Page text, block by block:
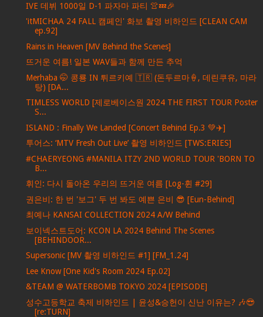
IVE 데뷔 1000일 D-1 파자마 파티 👚💤🎉
'itMICHAA 24 FALL 캠페인' 화보 촬영 비하인드 [CLEAN CAM
ep.92]
Rains in Heaven [MV Behind the Scenes]
뜨거운 여름! 일본 WAV들과 함께 만든 추억
Merhaba 🤭 콩룡 IN 튀르키예 🇹🇷 (돈두르마🍦, 데린쿠유, 마라
탕) [DA...
TIMLESS WORLD [제로베이스원 2024 THE FIRST TOUR Poster
S...
ISLAND : Finally We Landed [Concert Behind Ep.3 💚✈️]
투어스: ‘MTV Fresh Out Live’ 촬영 비하인드 [TWS:ERIES]
#CHAERYEONG #MANILA ITZY 2ND WORLD TOUR 'BORN TO
B...
휘인: 다시 돌아온 우리의 뜨거운 여름 [Log-휜 #29]
권은비: 한 번 '보그' 두 번 봐도 예쁜 은비 😎 [Eun-Behind]
최예나 KANSAI COLLECTION 2024 A/W Behind
보이넥스트도어: KCON LA 2024 Behind The Scenes
[BEHINDOOR...
Supersonic [MV 촬영 비하인드 #1] [FM_1.24]
Lee Know [One Kid's Room 2024 Ep.02]
&TEAM @ WATERBOMB TOKYO 2024 [EPISODE]
성수고등학교 축제 비하인드 | 윤성&승헌이 신난 이유는? 🎶😎
[re:TURN]